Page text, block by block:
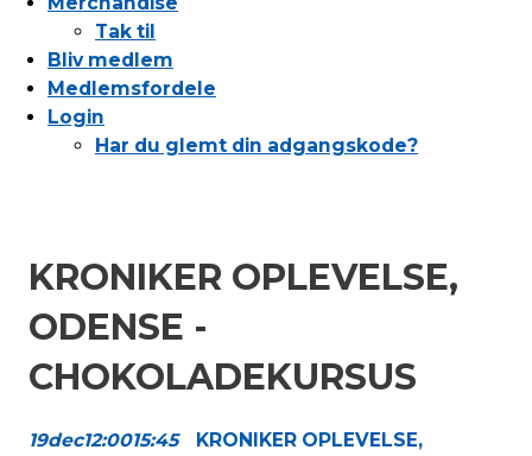
Tak til
Bliv medlem
Medlemsfordele
Login
Har du glemt din adgangskode?
KRONIKER OPLEVELSE,
ODENSE -
CHOKOLADEKURSUS
19dec12:0015:45
KRONIKER OPLEVELSE,